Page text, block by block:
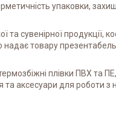
упаковки,
та сувенірної продукції,
товару
плівки ПВХ та
аксесуари для роботи з